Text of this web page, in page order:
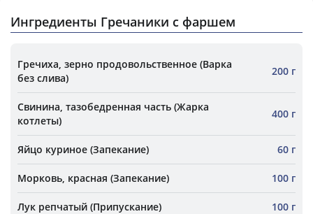
Ингредиенты Гречаники с фаршем
Гречиха, зерно продовольственное (Варка
без слива)
200 г
Свинина, тазобедренная часть (Жарка
котлеты)
400 г
Яйцо куриное (Запекание) 60 г
Морковь, красная (Запекание) 100 г
Лук репчатый (Припускание) 100 г